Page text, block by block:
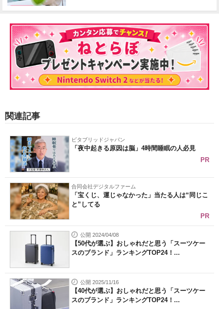
関連記事
ビタブリッドジャパン
「夜中起きる原因は脳」4時間睡眠の人必見
PR
合同会社デジタルファーム
「宝くじ、運じゃなかった」当たる人は“同じこ
と”してる
PR
公開 2024/04/08
【50代が選ぶ】おしゃれだと思う「スーツケー
スのブランド」ランキングTOP24！...
公開 2025/11/16
【40代が選ぶ】おしゃれだと思う「スーツケー
スのブランド」ランキングTOP24！...